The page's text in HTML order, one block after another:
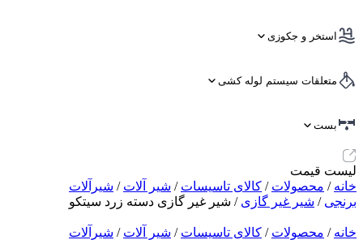
استخر و جکوزی
متعلقات سیستم لوله کشی
بست
لیست قیمت
خانه / محصولات / کالای تاسیسات / شیر آلات / شیرآلات
برنجی / شیر غیر گازی / شیر غیر گازی دسته زرد سیتکو
خانه / محصولات / کالای تاسیسات / شیر آلات / شیرآلات